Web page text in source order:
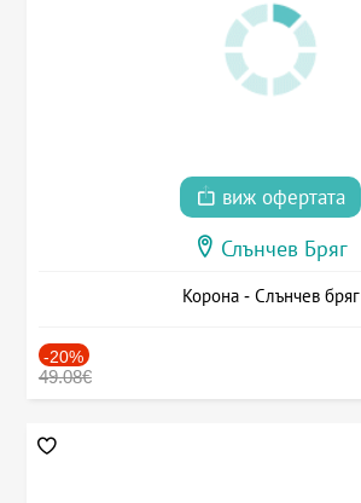
виж офертата
Слънчев Бряг
Корона - Слънчев бряг
-20%
49.08€